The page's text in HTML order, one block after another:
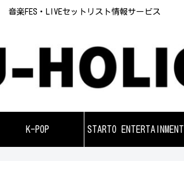
音楽FES・LIVEセットリスト情報サービス
K-POP STARTO ENTERTAINMENT